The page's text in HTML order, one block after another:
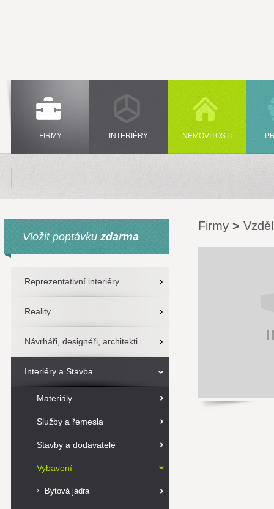
FIRMY INTERIÉRY NEMOVITOSTI
Vložit poptávku zdarma
Reprezentativní interiéry
Reality
Návrháři, designéři, architekti
Interiéry a Stavba
Materiály
Služby a řemesla
Stavby a dodavatelé
Vybavení
Bytová jádra
Firmy >